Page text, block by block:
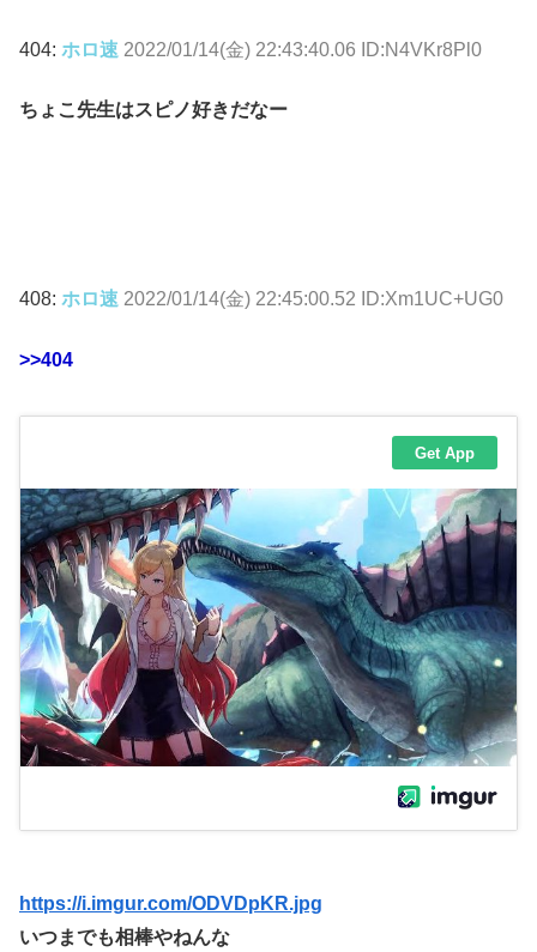
404: ホロ速 2022/01/14(金) 22:43:40.06 ID:N4VKr8Pl0
ちょこ先生はスピノ好きだなー
408: ホロ速 2022/01/14(金) 22:45:00.52 ID:Xm1UC+UG0
>>404
https://i.imgur.com/ODVDpKR.jpg
いつまでも相棒やねんな